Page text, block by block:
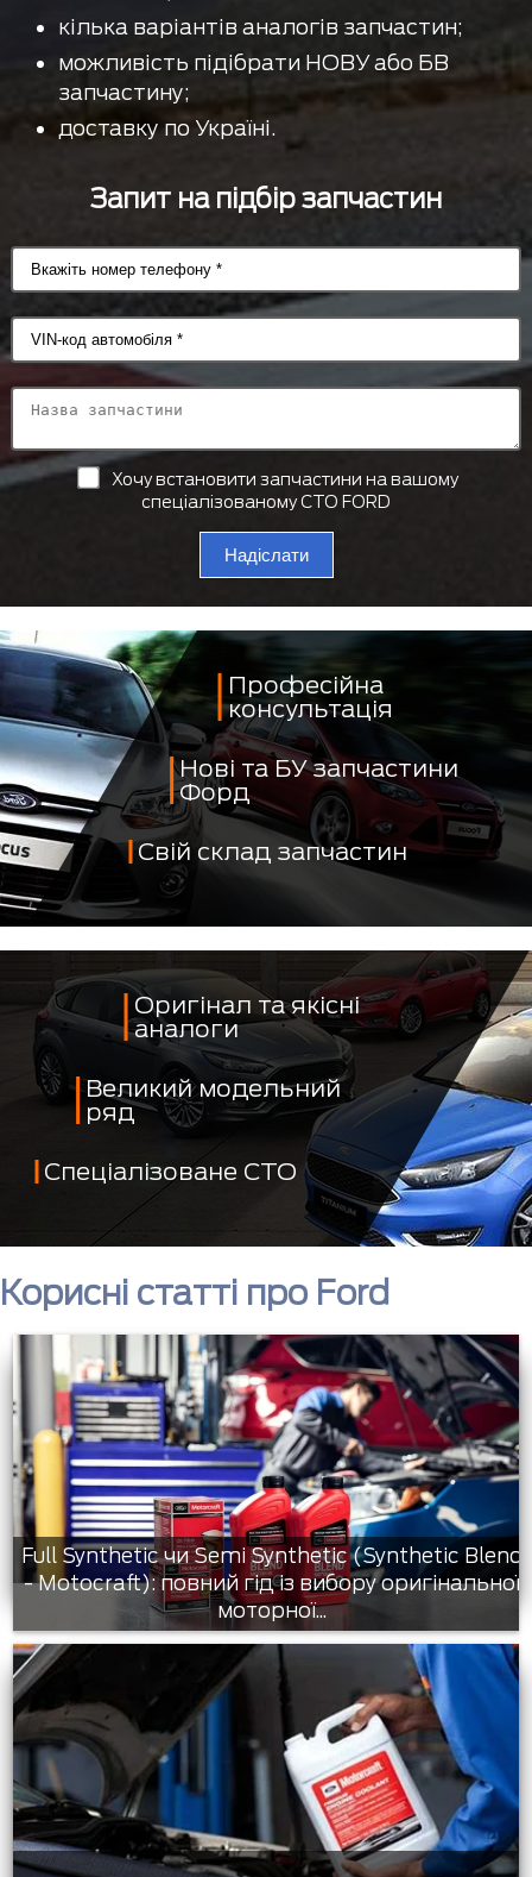
кілька варіантів аналогів запчастин;
можливість підібрати НОВУ або БВ
запчастину;
доставку по Україні.
Запит на підбір запчастин
Хочу встановити запчастини на вашому
спеціалізованому СТО FORD
Надіслати
Професійна
консультація
Нові та БУ запчастини
Форд
Свій склад запчастин
Оригінал та якісні
аналоги
Великий модельний
ряд
Спеціалізоване СТО
Корисні статті про Ford
Full Synthetic чи Semi Synthetic (Synthetic Blend
- Motocraft): повний гід із вибору оригінальної
моторної...